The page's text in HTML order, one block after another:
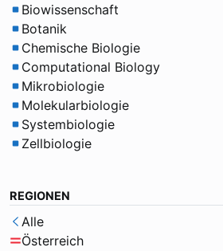
Biowissenschaft
Botanik
Chemische Biologie
Computational Biology
Mikrobiologie
Molekularbiologie
Systembiologie
Zellbiologie
REGIONEN
Alle
Österreich